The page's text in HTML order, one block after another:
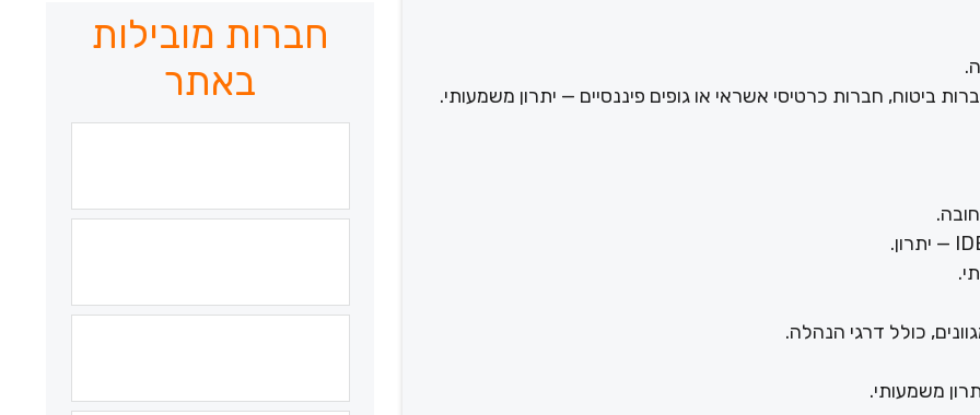
ביטוח, חברות כרטיסי אשראי או גופים פיננסיים — יתרון משמעותי.
כולל דרגי הנהלה.
משמעותי.
חברות מובילות
באתר